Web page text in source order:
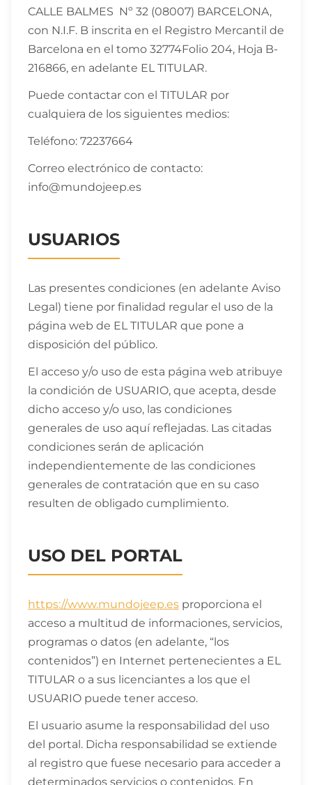
CALLE BALMES Nº 32 (08007) BARCELONA,
con N.I.F. B inscrita en el Registro Mercantil de
Barcelona en el tomo 32774Folio 204, Hoja B-
216866, en adelante EL TITULAR.
Puede contactar con el TITULAR por
cualquiera de los siguientes medios:
Teléfono: 72237664
Correo electrónico de contacto:
info@mundojeep.es
USUARIOS
Las presentes condiciones (en adelante Aviso
Legal) tiene por finalidad regular el uso de la
página web de EL TITULAR que pone a
disposición del público.
El acceso y/o uso de esta página web atribuye
la condición de USUARIO, que acepta, desde
dicho acceso y/o uso, las condiciones
generales de uso aquí reflejadas. Las citadas
condiciones serán de aplicación
independientemente de las condiciones
generales de contratación que en su caso
resulten de obligado cumplimiento.
USO DEL PORTAL
https://www.mundojeep.es proporciona el
acceso a multitud de informaciones, servicios,
programas o datos (en adelante, “los
contenidos”) en Internet pertenecientes a EL
TITULAR o a sus licenciantes a los que el
USUARIO puede tener acceso.
El usuario asume la responsabilidad del uso
del portal. Dicha responsabilidad se extiende
al registro que fuese necesario para acceder a
determinados servicios o contenidos. En